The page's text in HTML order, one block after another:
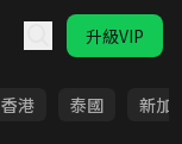
升級VIP
香港 泰國 新加